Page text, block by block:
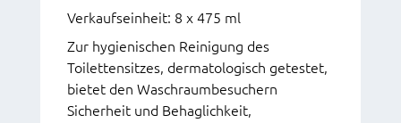
Verkaufseinheit: 8 x 475 ml
Zur hygienischen Reinigung des
Toilettensitzes, dermatologisch getestet,
bietet den Waschraumbesuchern
Sicherheit und Behaglichkeit,